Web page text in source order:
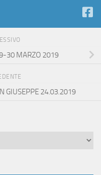
30 MARZO 2019
GIUSEPPE 24.03.2019